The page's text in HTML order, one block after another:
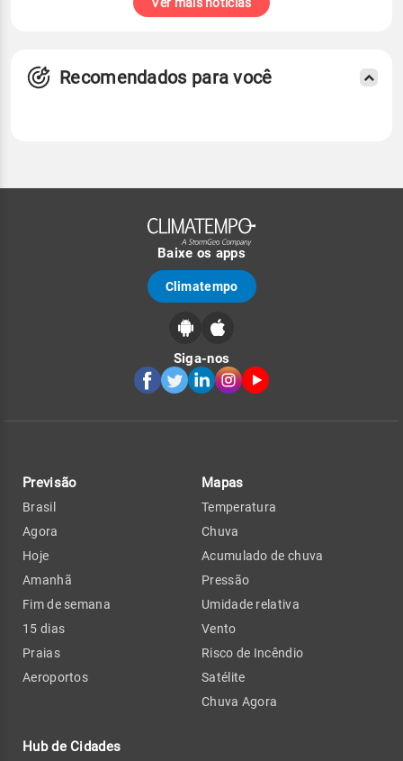
Recomendados para você
Baixe os apps
Climatempo
Siga-nos
Previsão
Brasil
Agora
Hoje
Amanhã
Fim de semana
15 dias
Praias
Aeroportos
Hub de Cidades
Mapas
Temperatura
Chuva
Acumulado de chuva
Pressão
Umidade relativa
Vento
Risco de Incêndio
Satélite
Chuva Agora